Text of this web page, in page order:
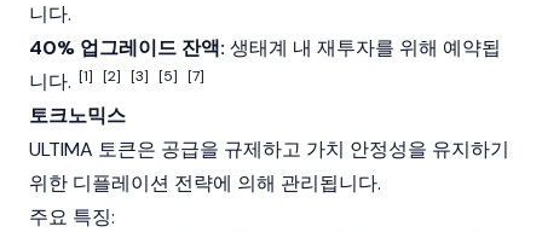
니다.
40% 업그레이드 잔액: 생태계 내 재투자를 위해 예약됩
니다. [1] [2] [3] [5] [7]
토크노믹스
ULTIMA 토큰은 공급을 규제하고 가치 안정성을 유지하기
위한 디플레이션 전략에 의해 관리됩니다.
주요 특징: